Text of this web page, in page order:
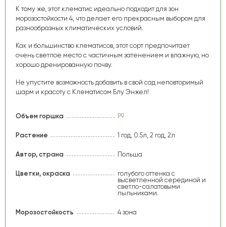
К тому же, этот клематис идеально подходит для зон
морозостойкости 4, что делает его прекрасным выбором для
разнообразных климатических условий.
Как и большинство клематисов, этот сорт предпочитает
очень светлое место с частичным затенением и влажную, но
хорошо дренированную почву.
Не упустите возможность добавить в свой сад неповторимый
шарм и красоту с Клематисом Блу Энжел!
Объем горшка Р9
Растение 1 год, 0.5л, 2 год, 2л
Автор, страна Польша
Цветки, окраска
голубого оттенка с
высветленной серединой и
светло-салатовыми
пыльниками.
Морозостойкость 4 зона